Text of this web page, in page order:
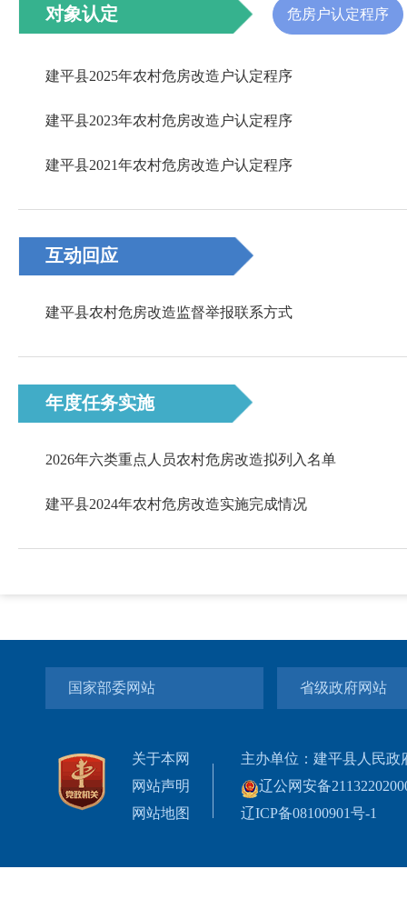
对象认定 危房户认定程序
建平县2025年农村危房改造户认定程序
建平县2023年农村危房改造户认定程序
建平县2021年农村危房改造户认定程序
互动回应
建平县农村危房改造监督举报联系方式
年度任务实施
2026年六类重点人员农村危房改造拟列入名单
建平县2024年农村危房改造实施完成情况
国家部委网站 省级政府网站
关于本网
网站声明
网站地图
主办单位：建平县人民政
辽公网安备
辽ICP备08100901号-1